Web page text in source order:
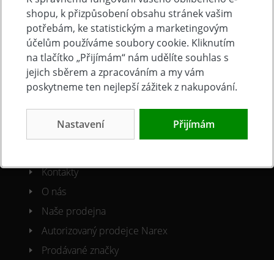
Doprava a platba
Často kladené otázky
Obchodní podmínky
Reklamacni řád
Ochrana osobních údajů
O společnosti
Kontakty
O nás
Naše prodejna
Autorizovaný prodejce Narex
Prodávané značky
shopu, k přizpůsobení obsahu stránek vašim
potřebám, ke statistickým a marketingovým
účelům používáme soubory cookie. Kliknutím
na tlačítko „Přijímám“ nám udělíte souhlas s
jejich sběrem a zpracováním a my vám
poskytneme ten nejlepší zážitek z nakupování.
Nastavení Přijímám